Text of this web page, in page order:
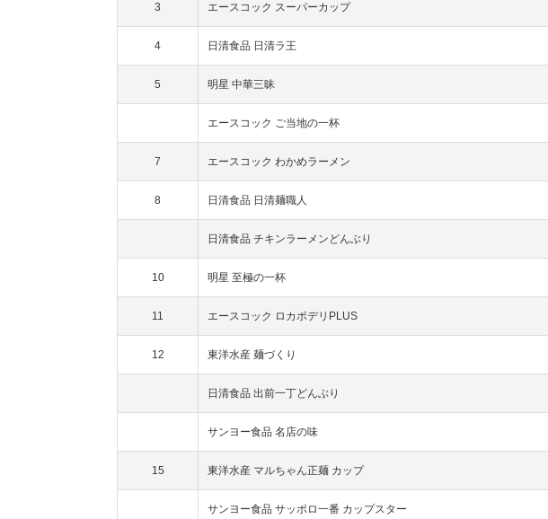
3 エースコック スーパーカップ
4 日清食品 日清ラ王
5 明星 中華三昧
エースコック ご当地の一杯
7 エースコック わかめラーメン
8 日清食品 日清麺職人
日清食品 チキンラーメンどんぶり
10 明星 至極の一杯
11 エースコック ロカボデリPLUS
12 東洋水産 麺づくり
日清食品 出前一丁どんぶり
サンヨー食品 名店の味
15 東洋水産 マルちゃん正麺 カップ
サンヨー食品 サッポロ一番 カップスター